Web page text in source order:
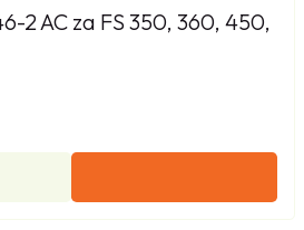
2 AC za FS 350, 360, 450,